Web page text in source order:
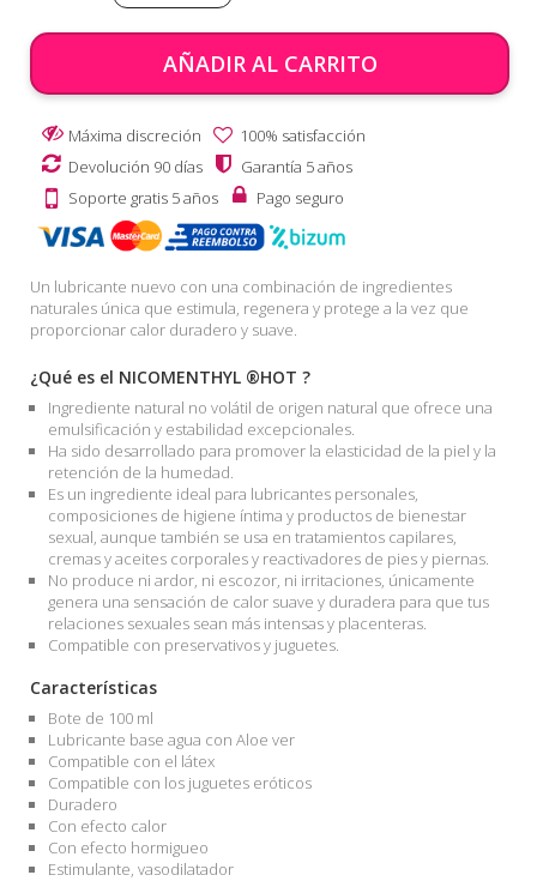
AÑADIR AL CARRITO
Máxima discreción
100% satisfacción
Devolución 90 días
Garantía 5 años
Soporte gratis 5 años
Pago seguro
Un lubricante nuevo con una combinación de ingredientes
naturales única que estimula, regenera y protege a la vez que
proporcionar calor duradero y suave.
¿Qué es el NICOMENTHYL ®HOT ?
Ingrediente natural no volátil de origen natural que ofrece una
emulsificación y estabilidad excepcionales.
Ha sido desarrollado para promover la elasticidad de la piel y la
retención de la humedad.
Es un ingrediente ideal para lubricantes personales,
composiciones de higiene íntima y productos de bienestar
sexual, aunque también se usa en tratamientos capilares,
cremas y aceites corporales y reactivadores de pies y piernas.
No produce ni ardor, ni escozor, ni irritaciones, únicamente
genera una sensación de calor suave y duradera para que tus
relaciones sexuales sean más intensas y placenteras.
Compatible con preservativos y juguetes.
Características
Bote de 100 ml
Lubricante base agua con Aloe ver
Compatible con el látex
Compatible con los juguetes eróticos
Duradero
Con efecto calor
Con efecto hormigueo
Estimulante, vasodilatador